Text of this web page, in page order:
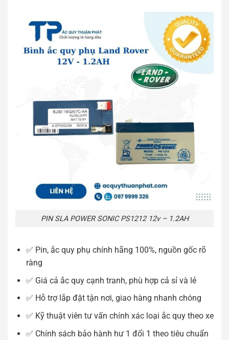
PIN SLA POWER SONIC PS1212 12v – 1.2AH
✅ Pin, ắc quy phụ chính hãng 100%, nguồn gốc rõ
ràng
✅ Giá cả ắc quy cạnh tranh, phù hợp cả sỉ và lẻ
✅ Hỗ trợ lắp đặt tận nơi, giao hàng nhanh chóng
✅ Kỹ thuật viên tư vấn chính xác loại ắc quy theo xe
✅ Chính sách bảo hành hư 1 đổi 1 theo tiêu chuẩn